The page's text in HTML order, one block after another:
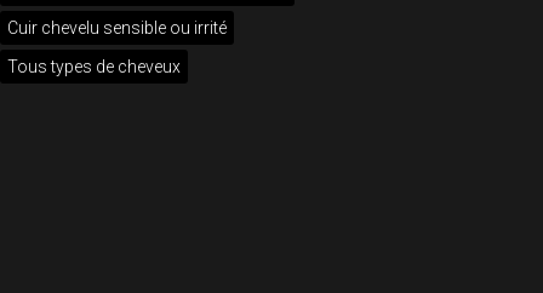
Cuir chevelu sensible ou irrité
Tous types de cheveux